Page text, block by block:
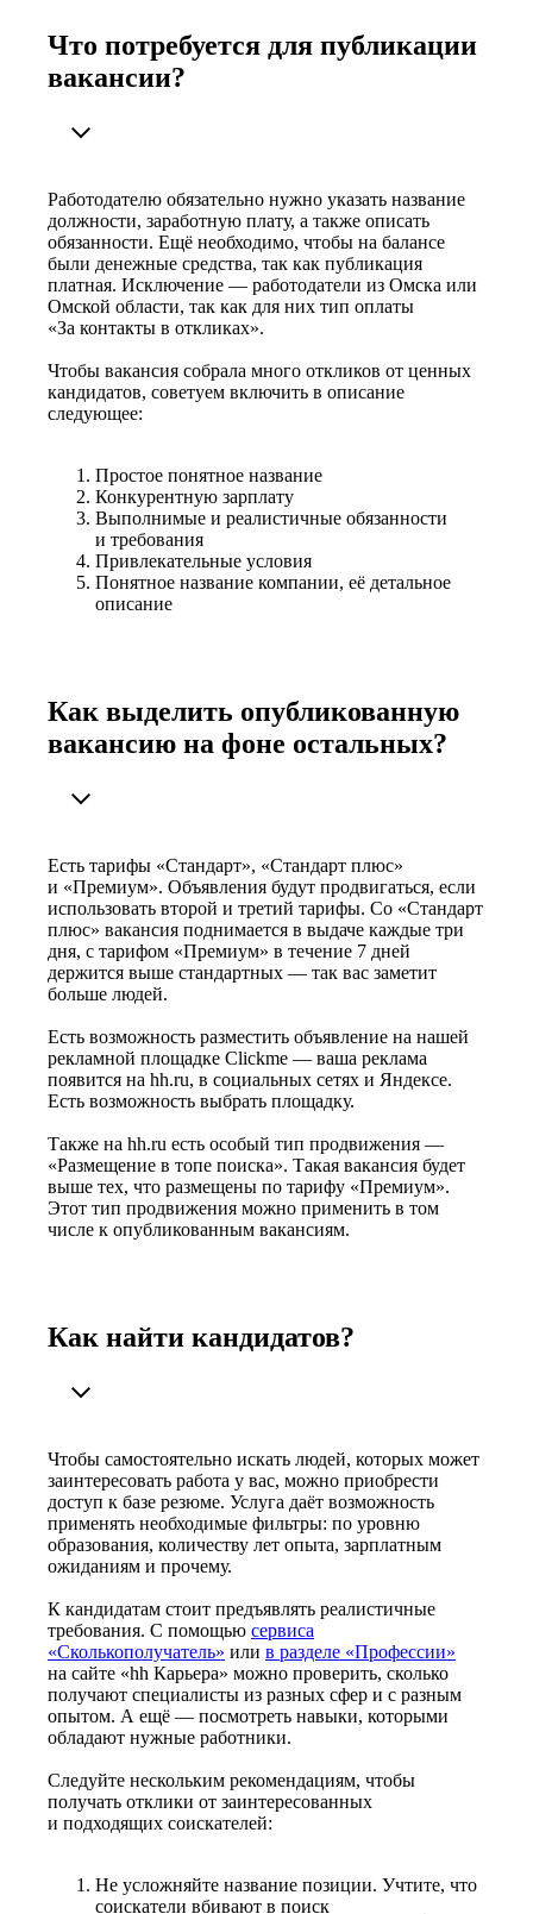
Что потребуется для публикации
вакансии?
Работодателю обязательно нужно указать название
должности, заработную плату, а также описать
обязанности. Ещё необходимо, чтобы на балансе
были денежные средства, так как публикация
платная. Исключение — работодатели из Омска или
Омской области, так как для них тип оплаты
«За контакты в откликах».
Чтобы вакансия собрала много откликов от ценных
кандидатов, советуем включить в описание
следующее:
Простое понятное название
Конкурентную зарплату
Выполнимые и реалистичные обязанности
и требования
Привлекательные условия
Понятное название компании, её детальное
описание
Как выделить опубликованную
вакансию на фоне остальных?
Есть тарифы «Стандарт», «Стандарт плюс»
и «Премиум». Объявления будут продвигаться, если
использовать второй и третий тарифы. Со «Стандарт
плюс» вакансия поднимается в выдаче каждые три
дня, с тарифом «Премиум» в течение 7 дней
держится выше стандартных — так вас заметит
больше людей.
Есть возможность разместить объявление на нашей
рекламной площадке Clickme — ваша реклама
появится на hh.ru, в социальных сетях и Яндексе.
Есть возможность выбрать площадку.
Также на hh.ru есть особый тип продвижения —
«Размещение в топе поиска». Такая вакансия будет
выше тех, что размещены по тарифу «Премиум».
Этот тип продвижения можно применить в том
числе к опубликованным вакансиям.
Как найти кандидатов?
Чтобы самостоятельно искать людей, которых может
заинтересовать работа у вас, можно приобрести
доступ к базе резюме. Услуга даёт возможность
применять необходимые фильтры: по уровню
образования, количеству лет опыта, зарплатным
ожиданиям и прочему.
К кандидатам стоит предъявлять реалистичные
требования. С помощью сервиса
«Сколькополучатель» или в разделе «Профессии»
на сайте «hh Карьера» можно проверить, сколько
получают специалисты из разных сфер и с разным
опытом. А ещё — посмотреть навыки, которыми
обладают нужные работники.
Следуйте нескольким рекомендациям, чтобы
получать отклики от заинтересованных
и подходящих соискателей:
Не усложняйте название позиции. Учтите, что
соискатели вбивают в поиск